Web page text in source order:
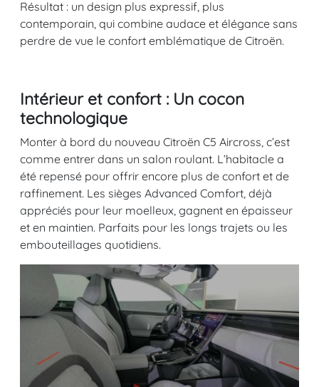
Résultat : un design plus expressif, plus
contemporain, qui combine audace et élégance sans
perdre de vue le confort emblématique de Citroën.
Intérieur et confort : Un cocon
technologique
Monter à bord du nouveau Citroën C5 Aircross, c’est
comme entrer dans un salon roulant. L’habitacle a
été repensé pour offrir encore plus de confort et de
raffinement. Les sièges Advanced Comfort, déjà
appréciés pour leur moelleux, gagnent en épaisseur
et en maintien. Parfaits pour les longs trajets ou les
embouteillages quotidiens.